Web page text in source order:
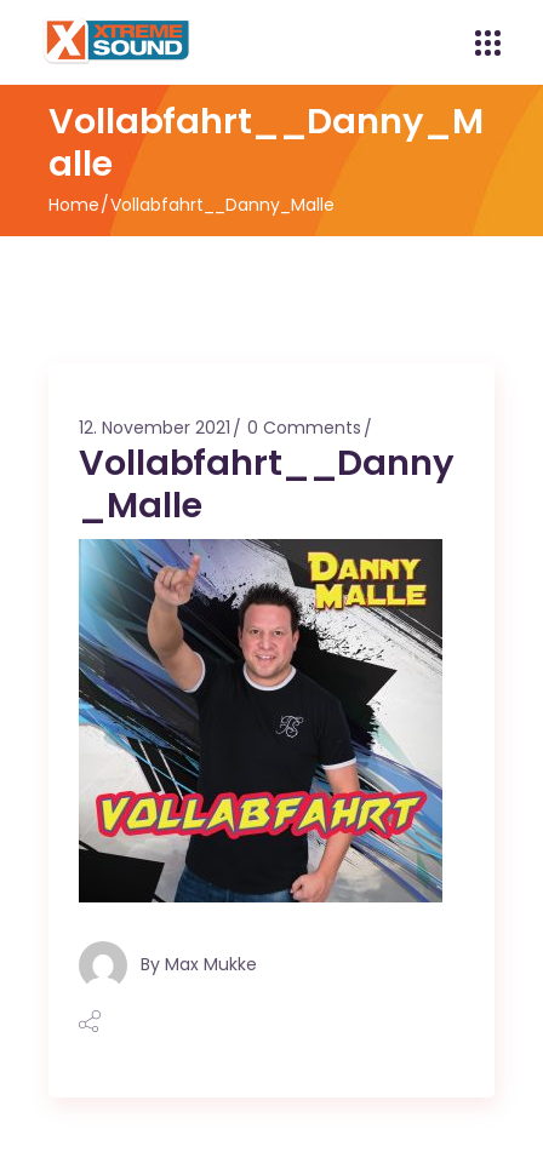
Vollabfahrt__Danny_M
alle
Home Vollabfahrt__Danny_Malle
12. November 2021 0 Comments
Vollabfahrt__Danny
_Malle
By Max Mukke